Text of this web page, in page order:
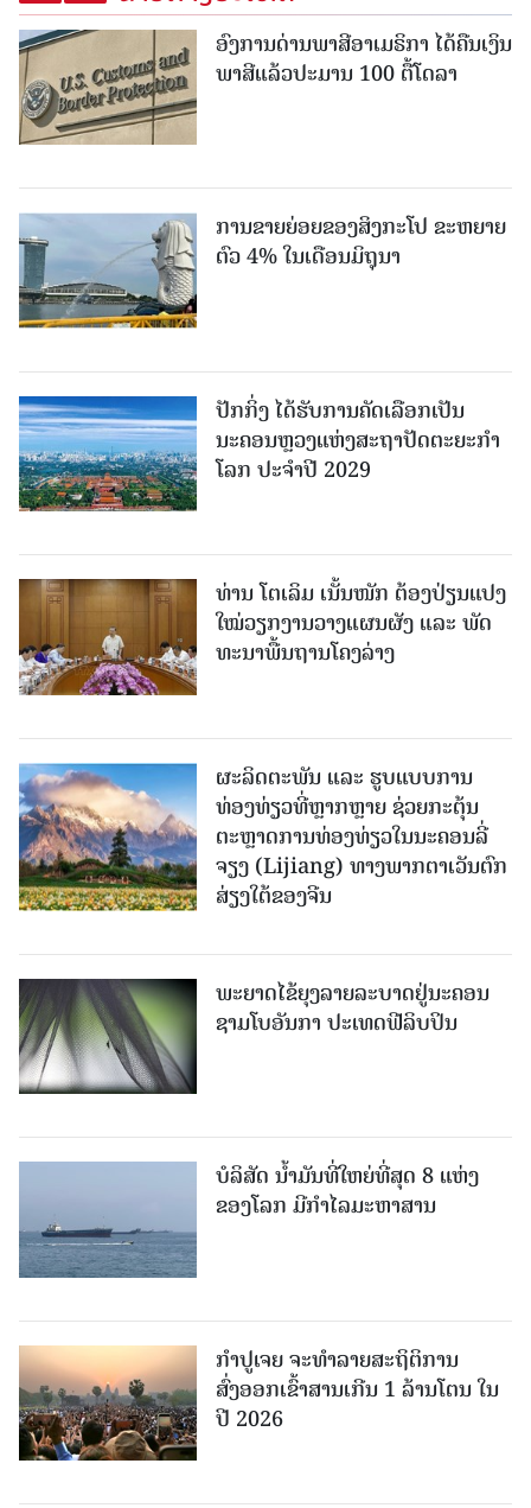
ອົງການດ່ານພາສີອາເມຣິກາ ໄດ້ຄືນເງິນ
ພາສີແລ້ວປະມານ 100 ຕື້ໂດລາ
ການຂາຍຍ່ອຍຂອງສິງກະໂປ ຂະຫຍາຍ
ຕົວ 4% ໃນເດືອນມິຖຸນາ
ປັກກິ່ງ ໄດ້ຮັບການຄັດເລືອກເປັນ
ນະຄອນຫຼວງແຫ່ງສະຖາປັດຕະຍະກຳ
ໂລກ ປະຈຳປີ 2029
ທ່ານ ໂຕ​ເລິມ ເນັ້ນໜັກ ຕ້ອງ​ປ່ຽນ​ແປງ​
ໃໝ່​ວຽກ​ງານ​ວາງ​ແຜນ​ຜັງ ແລະ ​ພັດ​
ທະ​ນາ​ພື້ນ​ຖານ​ໂຄງ​ລ່າງ
ຜະລິດຕະພັນ ແລະ ຮູບແບບການ
ທ່ອງທ່ຽວທີ່ຫຼາກຫຼາຍ ຊ່ວຍກະຕຸ້ນ
ຕະຫຼາດການທ່ອງທ່ຽວໃນນະຄອນລີ່
ຈຽງ (Lijiang) ທາງພາກຕາເວັນຕົກ
ສ່ຽງໃຕ້ຂອງຈີນ
ພະຍາດໄຂ້ຍຸງລາຍລະບາດຢູ່ນະຄອນ
ຊາມໂບ​ອັນກາ ປະເທດຟີລິບປິນ
ບໍລິສັດ ນ້ຳມັນທີ່ໃຫຍ່ທີ່ສຸດ 8 ແຫ່ງ
ຂອງໂລກ ມີກຳໄລມະຫາສານ
ກຳປູເຈຍ ຈະທຳລາຍສະຖິຕິການ
ສົ່ງອອກເຂົ້າສານເກີນ 1 ລ້ານໂຕນ ໃນ
ປີ 2026